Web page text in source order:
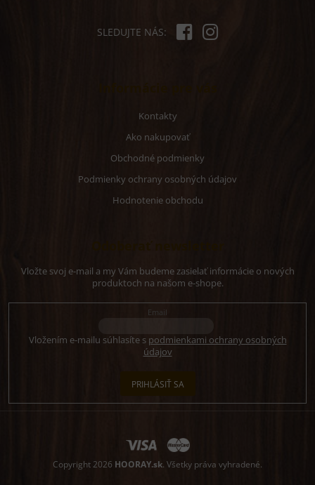
SLEDUJTE NÁS:
Kontakty
Ako nakupovať
Obchodné podmienky
Podmienky ochrany osobných údajov
Hodnotenie obchodu
Vložte svoj e-mail a my Vám budeme zasielať informácie o nových
produktoch na našom e-shope.
Email
Vložením e-mailu súhlasíte s podmienkami ochrany osobných
údajov
PRIHLÁSIŤ SA
Copyright 2026 HOORAY.sk. Všetky práva vyhradené.